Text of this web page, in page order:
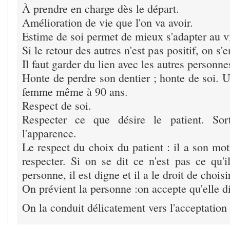
À prendre en charge dès le départ.
Amélioration de vie que l'on va avoir.
Estime de soi permet de mieux s'adapter au
Si le retour des autres n'est pas positif, on
Il faut garder du lien avec les autres
Honte de perdre son dentier ; honte de soi.
femme même à 90 ans.
Respect de soi.
Respecter ce que désire le patient.
l'apparence.
Le respect du choix du patient : il a son
respecter. Si on se dit ce n'est pas ce
personne, il est digne et il a le droit de
On prévient la personne :on accepte qu'elle
On la conduit délicatement vers l'acceptation